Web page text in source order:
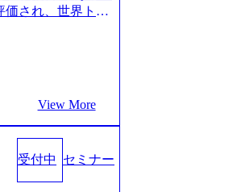
強みを持つITコン
ルタントが集う
またはグループ会
our-vision-pr
45a6-a0ce-b98154c8
)一部抜粋 - 伊勢
々な業界で新規事
に従事 - 鈴木健仁
価され、世界トッ
対話 Vision:夢を
IoT社会の浸透、
伴い半導体製造
h
images/2026022413
storage.googleapis.
6e64-45
our-vision-productio
138e27965ee8_
View More
受付中 セミナー